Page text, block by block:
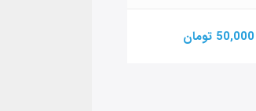
50,000 تومان